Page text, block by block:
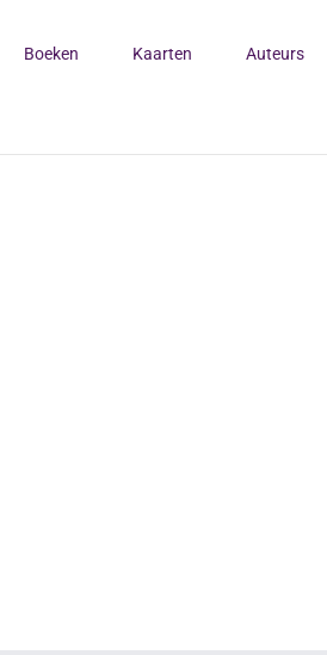
Boeken Kaarten Auteurs